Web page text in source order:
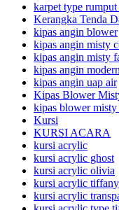
karpet type rumput
Kerangka Tenda
kipas angin blower
kipas angin misty
kipas angin misty
kipas angin
kipas angin uap air
Kipas Blower
kipas blower misty
Kursi
KURSI ACARA
kursi acrylic
kursi acrylic ghost
kursi acrylic olivia
kursi acrylic tiffany
kursi acrylic